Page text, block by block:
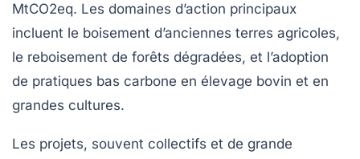
MtCO2eq. Les domaines d’action principaux
incluent le boisement d’anciennes terres agricoles,
le reboisement de forêts dégradées, et l’adoption
de pratiques bas carbone en élevage bovin et en
grandes cultures.
Les projets, souvent collectifs et de grande